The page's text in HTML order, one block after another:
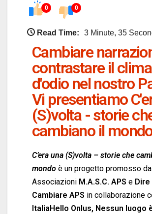
0 0
Read Time: 3 Minute, 35
Cambiare
contrastare il clima
d'odio nel nostro
Vi presentiamo
(S)volta - storie
cambiano il
C’era una (S)volta – storie che
mondo è un progetto promosso
Associazioni M.A.S.C. APS e
Cambiare APS in collaborazione
ItaliaHello Onlus, Nessun luogo